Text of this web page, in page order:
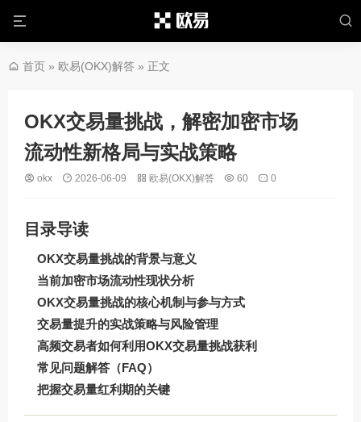
首页 » 欧易(OKX)解答 » 正文
OKX交易量挑战，解密加密市场
流动性新格局与实战策略
okx 2026-06-09 欧易(OKX)解答 60 0
目录导读
OKX交易量挑战的背景与意义
当前加密市场流动性现状分析
OKX交易量挑战的核心机制与参与方式
交易量提升的实战策略与风险管理
高频交易者如何利用OKX交易量挑战获利
常见问题解答（FAQ）
把握交易量红利期的关键